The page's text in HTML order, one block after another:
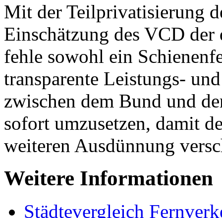
Mit der Teilprivatisierung
Einschätzung des VCD
fehle sowohl ein
transparente Leistungs-
zwischen dem Bund und
sofort umzusetzen, damit
weiteren Ausdünnung
Weitere Informationen
Städtevergleich